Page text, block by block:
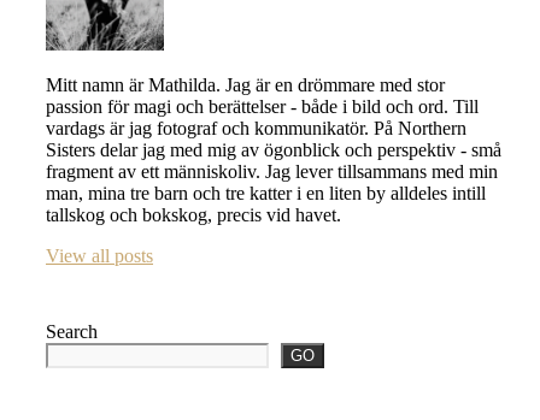
Mitt namn är Mathilda. Jag är en drömmare med stor
passion för magi och berättelser - både i bild och ord. Till
vardags är jag fotograf och kommunikatör. På Northern
Sisters delar jag med mig av ögonblick och perspektiv - små
fragment av ett människoliv. Jag lever tillsammans med min
man, mina tre barn och tre katter i en liten by alldeles intill
tallskog och bokskog, precis vid havet.
View all posts
Search
GO